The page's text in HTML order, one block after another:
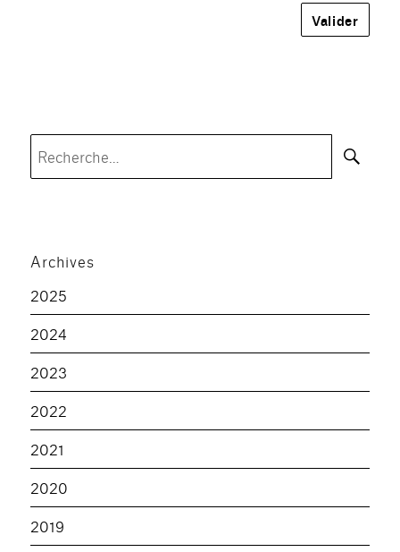
Archives
2025
2024
2023
2022
2021
2020
2019